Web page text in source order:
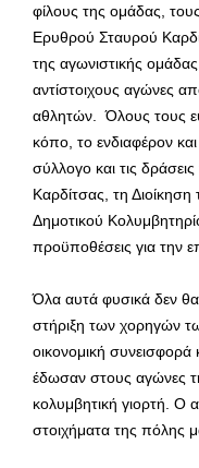
φίλους της ομάδας,
Ερυθρού Σταυρού
της αγωνιστικής
αντίστοιχους αγώνες
αθλητών. Όλους τους
κόπο, το ενδιαφέρον
σύλλογο και τις
Καρδίτσας, τη
Δημοτικού
προϋποθέσεις για την
Όλα αυτά φυσικά δεν θα
στήριξη των χορηγών
οικονομική συνεισφορά
έδωσαν στους αγώνες
κολυμβητική γιορτή. Ο
στοιχήματα της πόλης